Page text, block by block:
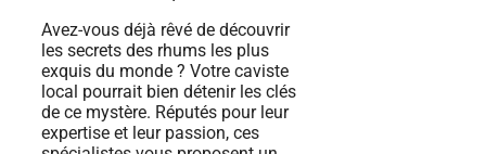
Avez-vous déjà rêvé de découvrir
les secrets des rhums les plus
exquis du monde ? Votre caviste
local pourrait bien détenir les clés
de ce mystère. Réputés pour leur
expertise et leur passion, ces